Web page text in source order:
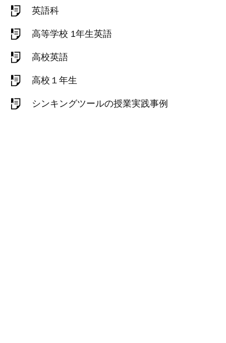
英語科
高等学校 1年生英語
高校英語
高校１年生
シンキングツールの授業実践事例